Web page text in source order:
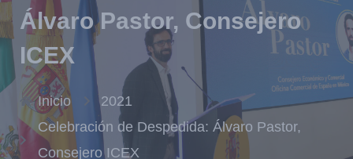
Álvaro Pastor, Consejero
ICEX
Inicio
2021
Celebración de Despedida: Álvaro Pastor,
Consejero ICEX